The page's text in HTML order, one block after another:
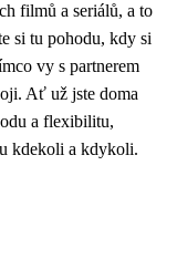
filmů a seriálů, a to
si tu pohodu, kdy si
vy s partnerem
Ať už jste doma
a flexibilitu,
kdekoli a kdykoli.